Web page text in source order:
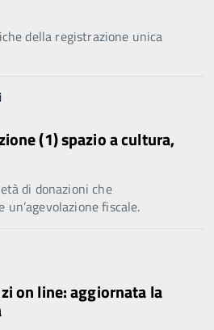
della registrazione unica
(1) spazio a cultura,
di donazioni che
fiscale.
on line: aggiornata la